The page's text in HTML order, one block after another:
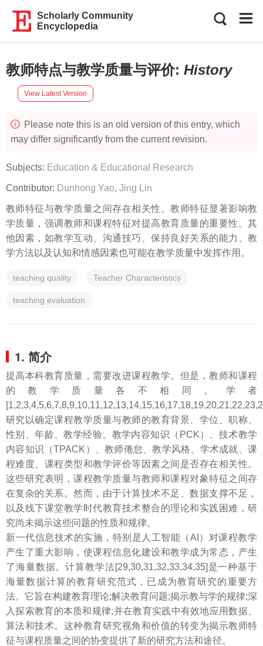
Scholarly Community
Encyclopedia
教师特点与教学质量与评价: History
View Latest Version
Please note this is an old version of this entry, which
may differ significantly from the current revision.
Subjects: Education & Educational Research
Contributor: Dunhong Yao, Jing Lin
教师特征与教学质量之间存在相关性。教师特征显著影响教
学质量，强调教师和课程特征对提高教育质量的重要性。其
他因素，如教学互动、沟通技巧、保持良好关系的能力、教
学方法以及认知和情感因素也可能在教学质量中发挥作用。
teaching quality Teacher Characteristics
teaching evaluation
1. 简介
提高本科教育质量，需要改进课程教学。但是，教师和课程
的教学质量各不相同。学者
研究以确定课程教学质量与教师的教育背景、学位、职称、
性别、年龄、教学经验、教学内容知识（PCK）、技术教学
内容知识（TPACK）、教师倦怠、教学风格、学术成就、课
程难度、课程类型和教学评价等因素之间是否存在相关性。
这些研究表明，课程教学质量与教师和课程对象特征之间存
在复杂的关系。然而，由于计算技术不足、数据支撑不足，
以及线下课堂教学时代教育技术整合的理论和实践困难，研
究尚未揭示这些问题的性质和规律。
新一代信息技术的实施，特别是人工智能（AI）对课程教学
产生了重大影响，使课程信息化建设和教学成为常态，产生
了海量数据。计算教学法[29,30,31,32,33,34,35]是一种基于
海量数据计算的教育研究范式，已成为教育研究的重要方
法。它旨在构建教育理论;解决教育问题;揭示教与学的规律;深
入探索教育的本质和规律;并在教育实践中有效地应用数据、
算法和技术。这种教育研究视角和价值的转变为揭示教师特
征与课程质量之间的协变提供了新的研究方法和途径。